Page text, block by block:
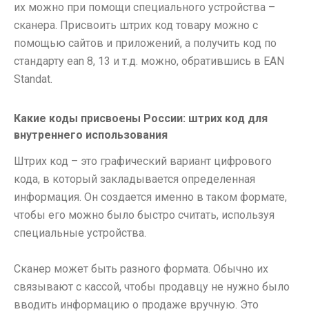
их можно при помощи специального устройства –
сканера. Присвоить штрих код товару можно с
помощью сайтов и приложений, а получить код по
стандарту ean 8, 13 и т.д. можно, обратившись в EAN
Standat.
Какие коды присвоены России: штрих код для
внутреннего использования
Штрих код – это графический вариант цифрового
кода, в который закладывается определенная
информация. Он создается именно в таком формате,
чтобы его можно было быстро считать, используя
специальные устройства.
Сканер может быть разного формата. Обычно их
связывают с кассой, чтобы продавцу не нужно было
вводить информацию о продаже вручную. Это